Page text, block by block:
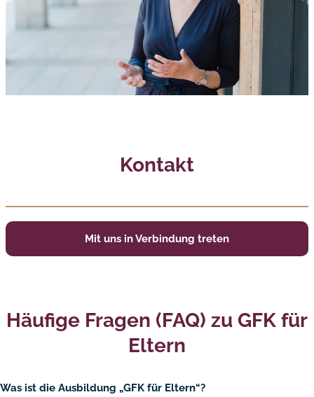
Kontakt
Mit uns in Verbindung treten
Häufige Fragen (FAQ) zu GFK für
Eltern
Was ist die Ausbildung „GFK für Eltern“?